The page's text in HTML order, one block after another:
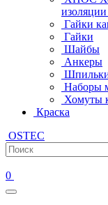
изоляции
Гайки
Гайки
Шайбы
Анкеры
Наборы
Хомуты
Краска
OSTEC
0